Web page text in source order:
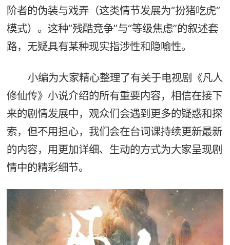
阶者的伪装与戏弄（这类情节发展为“扮猪吃虎”
模式）。这种“残酷竞争”与“等级焦虑”的叙述套
路，无疑具有某种现实指涉性和隐喻性。
小编为大家精心整理了有关于电视剧《凡人
修仙传》小说介绍的所有重要内容，相信在接下
来的剧情发展中，观众们会遇到更多的疑惑和探
索，但不用担心，我们会在台词课持续更新最新
的内容，用更加详细、生动的方式为大家呈现剧
情中的精彩细节。